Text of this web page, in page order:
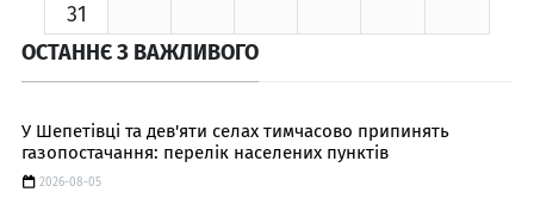
31
ОСТАННЄ З ВАЖЛИВОГО
У Шепетівці та дев'яти селах тимчасово припинять
газопостачання: перелік населених пунктів
2026-08-05